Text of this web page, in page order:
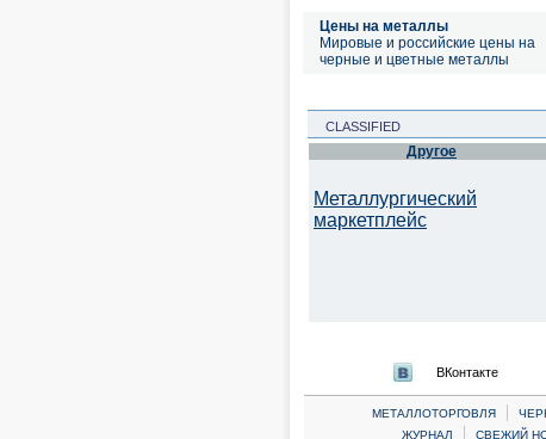
Цены на металлы
Мировые и российские цены на
черные и цветные металлы
CLASSIFIED
Другое
Металлургический
маркетплейс
ВКонтакте
МЕТАЛЛОТОРГОВЛЯ |
ЖУРНАЛ
| СВЕЖИЙ